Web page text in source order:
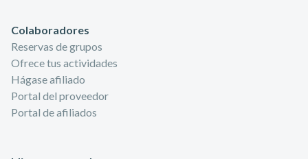
Colaboradores
Reservas de grupos
Ofrece tus actividades
Hágase afiliado
Portal del proveedor
Portal de afiliados